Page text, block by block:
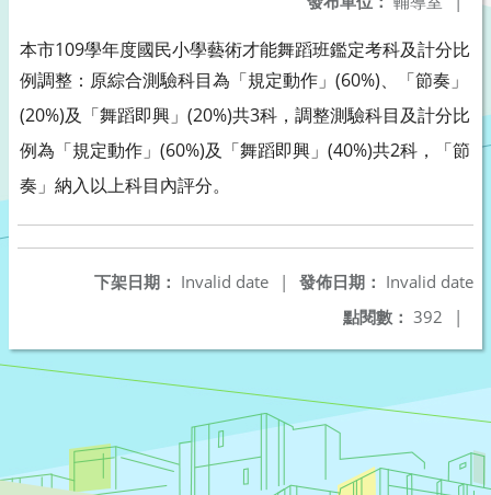
本市109學年度國民小學藝術才能舞蹈班鑑定考科及計分比
例調整：原綜合測驗科目為「規定動作」(60%)、「節奏」
(20%)及「舞蹈即興」(20%)共3科，調整測驗科目及計分比
例為「規定動作」(60%)及「舞蹈即興」(40%)共2科，「節
奏」納入以上科目內評分。
發佈日期： Invalid date
下架日期： Invalid date
|
點閱數： 392 |